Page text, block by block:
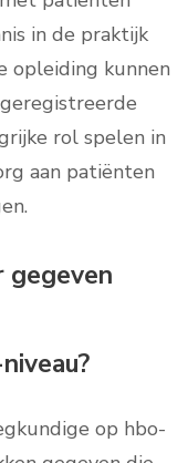
in de praktijk
opleiding kunnen
rol spelen in
aan patiënten
gegeven
op hbo-